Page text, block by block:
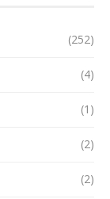
(252)
(4)
(1)
(2)
(2)